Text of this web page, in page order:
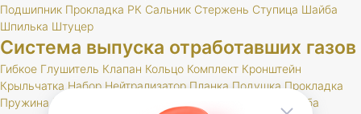
Подшипник Прокладка РК Сальник Стержень Ступица Шайба
Шпилька Штуцер
Система выпуска отработавших газов
Гибкое Глушитель Клапан Кольцо Комплект Кронштейн
Крыльчатка Набор Нейтрализатор Планка Подушка Прокладка
Пружина РК
Шайба